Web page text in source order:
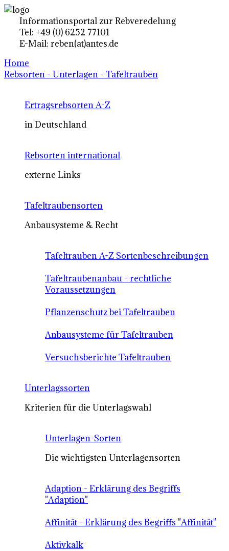
Informationsportal zur Rebveredelung
Tel: +49 (0) 6252 77101
E-Mail: reben(at)antes.de
Home
Rebsorten - Unterlagen - Tafeltrauben
Ertragsrebsorten A-Z
in Deutschland
Rebsorten international
externe Links
Tafeltraubensorten
Anbausysteme & Recht
Tafeltrauben A-Z Sortenbeschreibungen
Tafeltraubenanbau - rechtliche
Voraussetzungen
Pflanzenschutz bei Tafeltrauben
Anbausysteme für Tafeltrauben
Versuchsberichte Tafeltrauben
Unterlagssorten
Kriterien für die Unterlagswahl
Unterlagen-Sorten
Die wichtigsten Unterlagensorten
Adaption - Erklärung des Begriffs
"Adaption"
Affinität - Erklärung des Begriffs "Affinität"
Aktivkalk